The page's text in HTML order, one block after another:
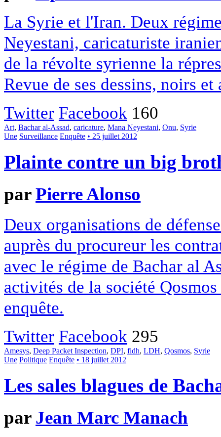
La Syrie et l'Iran. Deux
Neyestani, caricaturiste
de la révolte syrienne la
Revue de ses dessins, noirs
Twitter Facebook 160
Art, Bachar al-Assad, caricature, Mana Neyestani, Onu, Syrie
Une Surveillance Enquête • 25 juillet 2012
Plainte contre un big
parPierre Alonso
Deux organisations de
auprès du procureur les
avec le régime de Bachar al
activités de la société
enquête.
Twitter Facebook 295
Amesys, Deep Packet Inspection, DPI, fidh, LDH, Qosmos, Syrie
Une Politique Enquête • 18 juillet 2012
Les sales blagues de
par Jean Marc Manach